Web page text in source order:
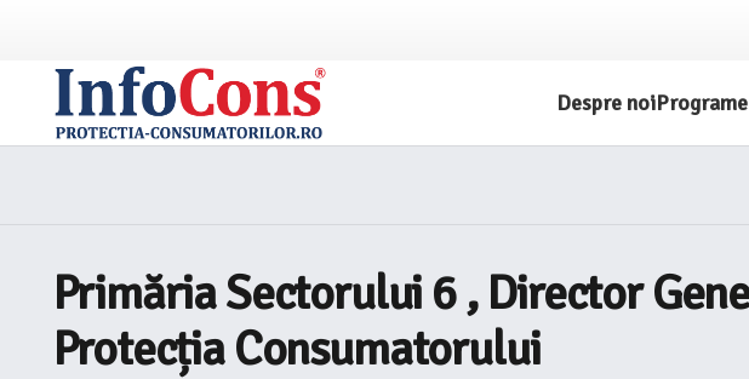
Despre noiPrograme
Primăria Sectorului 6 , Director
Protecția Consumatorului